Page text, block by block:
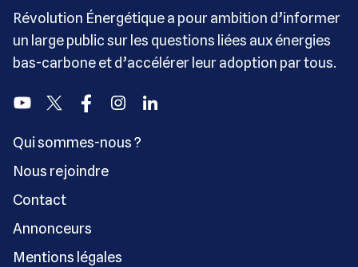
Révolution Énergétique a pour ambition d’informer
un large public sur les questions liées aux énergies
bas-carbone et d’accélérer leur adoption par tous.
YoutubeTwitter FacebookInstagramLinkedin
Qui sommes-nous ?
Nous rejoindre
Contact
Annonceurs
Mentions légales